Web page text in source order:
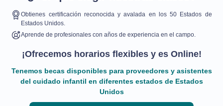
Obtienes certificación reconocida y avalada en los 50 Estados de
Estados Unidos.
Aprende de profesionales con años de experiencia en el campo.
¡Ofrecemos horarios flexibles y es Online!
Tenemos becas disponibles para proveedores y asistentes
del cuidado infantil en diferentes estados de Estados
Unidos